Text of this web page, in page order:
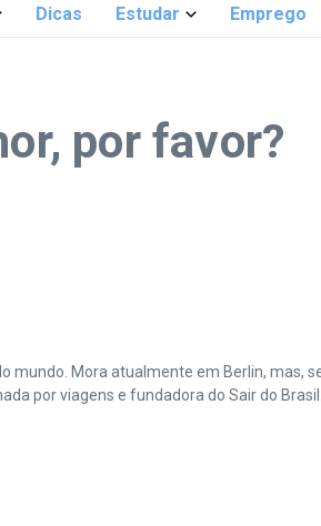
Dicas Estudar Emprego
por favor?
mundo. Mora atualmente em Berlin, mas,
por viagens e fundadora do Sair do